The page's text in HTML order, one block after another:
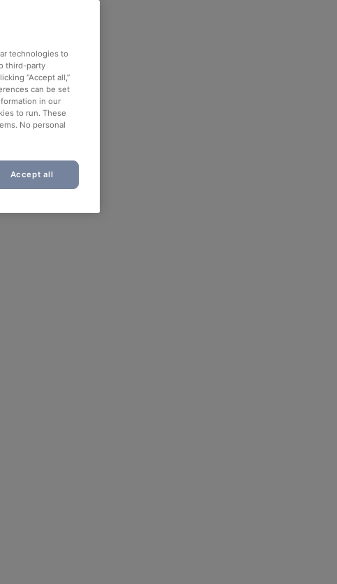
technologies to
third-party
“Accept all,”
can be set
in our
to run. These
No personal
Accept all